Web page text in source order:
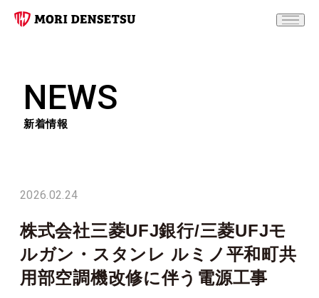
NEWS
新着情報
2026.02.24
株式会社三菱UFJ銀行/三菱UFJモ
ルガン・スタンレ ルミノ平和町共
用部空調機改修に伴う電源工事